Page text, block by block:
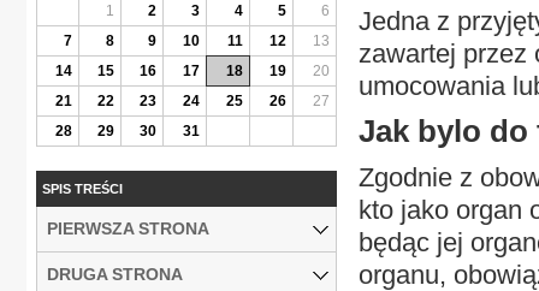
Jedna z
zawartej przez
umocowania
Jak bylo do
Zgodnie z
kto jako organ
będąc jej
organu,
1
2 3 4 5
6
7
8 9 10 11 12
13
14
15 16 17 18 19
20
21
22 23 24 25 26
27
28
29 30 31
SPIS TREŚCI
PIERWSZA STRONA
DRUGA STRONA